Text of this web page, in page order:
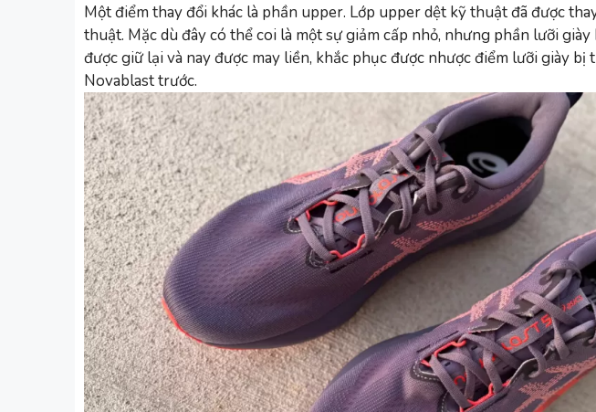
Một điểm thay đổi khác là phần upper. Lớp upper dệt kỹ thuật đã được
thuật. Mặc dù đây có thể coi là một sự giảm cấp nhỏ, nhưng phần lưỡi
được giữ lại và nay được may liền, khắc phục được nhược điểm lưỡi giày bị
Novablast trước.